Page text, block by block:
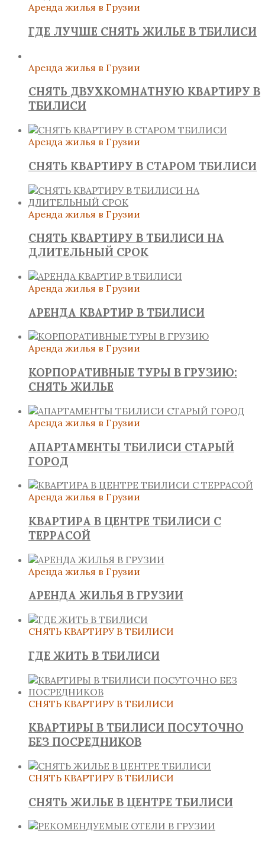
Аренда жилья в Грузии
ГДЕ ЛУЧШЕ СНЯТЬ ЖИЛЬЕ В ТБИЛИСИ
Аренда жилья в Грузии
СНЯТЬ ДВУХКОМНАТНУЮ КВАРТИРУ В
ТБИЛИСИ
Аренда жилья в Грузии
СНЯТЬ КВАРТИРУ В СТАРОМ ТБИЛИСИ
Аренда жилья в Грузии
СНЯТЬ КВАРТИРУ В ТБИЛИСИ НА
ДЛИТЕЛЬНЫЙ СРОК
Аренда жилья в Грузии
АРЕНДА КВАРТИР В ТБИЛИСИ
Аренда жилья в Грузии
КОРПОРАТИВНЫЕ ТУРЫ В ГРУЗИЮ:
СНЯТЬ ЖИЛЬЕ
Аренда жилья в Грузии
АПАРТАМЕНТЫ ТБИЛИСИ СТАРЫЙ
ГОРОД
Аренда жилья в Грузии
КВАРТИРА В ЦЕНТРЕ ТБИЛИСИ С
ТЕРРАСОЙ
Аренда жилья в Грузии
АРЕНДА ЖИЛЬЯ В ГРУЗИИ
СНЯТЬ КВАРТИРУ В ТБИЛИСИ
ГДЕ ЖИТЬ В ТБИЛИСИ
СНЯТЬ КВАРТИРУ В ТБИЛИСИ
КВАРТИРЫ В ТБИЛИСИ ПОСУТОЧНО
БЕЗ ПОСРЕДНИКОВ
СНЯТЬ КВАРТИРУ В ТБИЛИСИ
СНЯТЬ ЖИЛЬЕ В ЦЕНТРЕ ТБИЛИСИ